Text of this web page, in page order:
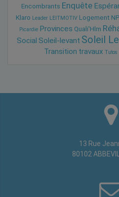
Encombrants Enquête
Klaro Leader LEITMOTIV Logement
Picardie Provinces Quali'Hlm
Social Soleil-levant Soleil
Transition travaux Tutos
13 Rue
80102